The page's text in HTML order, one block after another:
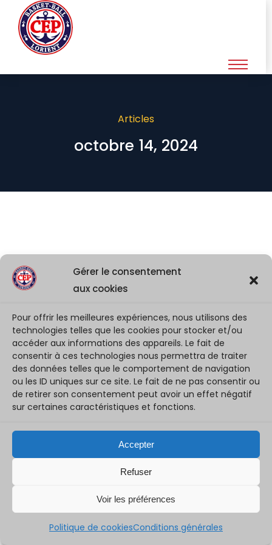
Gérer le consentement
aux cookies
Pour offrir les meilleures expériences, nous utilisons des
technologies telles que les cookies pour stocker et/ou
accéder aux informations des appareils. Le fait de
consentir à ces technologies nous permettra de traiter
des données telles que le comportement de navigation
ou les ID uniques sur ce site. Le fait de ne pas consentir ou
de retirer son consentement peut avoir un effet négatif
sur certaines caractéristiques et fonctions.
Accepter
Refuser
Voir les préférences
Politique de cookiesConditions générales
Articles
octobre 14, 2024
les photos du week-end du 12 et 13
14 octobre 2024
[ Photos du WE ] Des bons moments de sport, de partage et de sourires